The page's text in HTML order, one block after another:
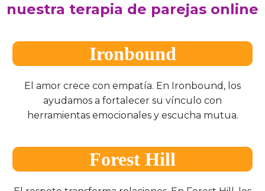
nuestra terapia de parejas online
Ironbound
El amor crece con empatía. En Ironbound, los
ayudamos a fortalecer su vínculo con
herramientas emocionales y escucha mutua.
Forest Hill